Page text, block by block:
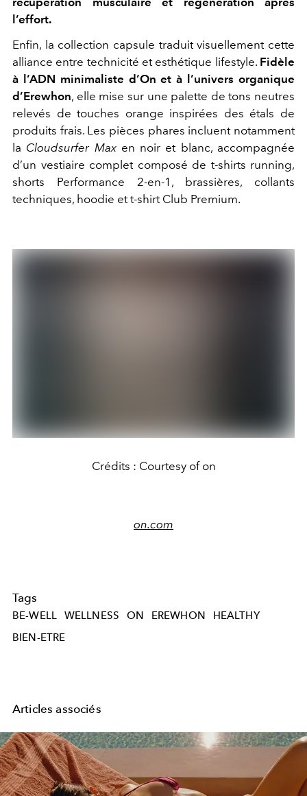
l’effort.
Enfin, la collection capsule traduit visuellement cette
alliance entre technicité et esthétique lifestyle. Fidèle
à l’ADN minimaliste d’On et à l’univers organique
d’Erewhon, elle mise sur une palette de tons neutres
relevés de touches orange inspirées des étals de
produits frais. Les pièces phares incluent notamment
la Cloudsurfer Maxen noir et blanc, accompagnée
d’un vestiaire complet composé de t-shirts running,
shorts Performance 2-en-1, brassières, collants
techniques, hoodie et t-shirt Club Premium.
Crédits : Courtesy of on
on.com
Tags
BE-WELL WELLNESS ON EREWHON
HEALTHY
BIEN-ETRE
Articles associés